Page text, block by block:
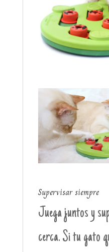
Supervisar siempre
Juega juntos y
cerca. Si tu gato